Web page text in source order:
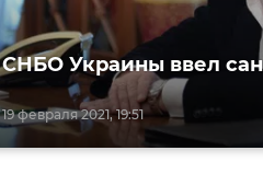
19 февраля 2021, 19:51
СНБО Украины ввел